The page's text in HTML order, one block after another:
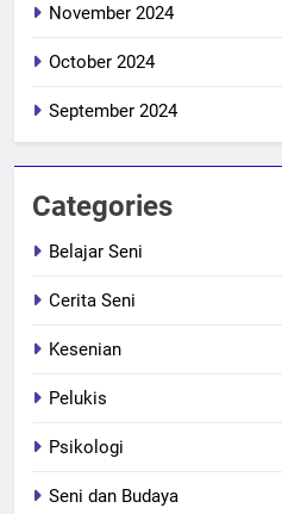
November 2024
October 2024
September 2024
Categories
Belajar Seni
Cerita Seni
Kesenian
Pelukis
Psikologi
Seni dan Budaya